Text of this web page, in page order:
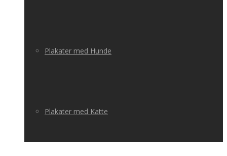
Plakater med Hunde
Plakater med Katte